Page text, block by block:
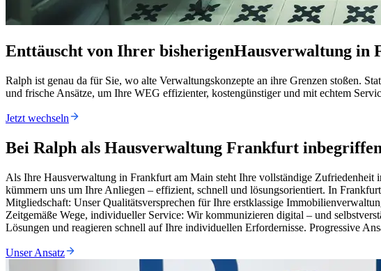
Enttäuscht von Ihrer bisherigenHausverwaltung in
Ralph ist genau da für Sie, wo alte Verwaltungskonzepte an ihre Grenzen stoßen.
und frische Ansätze, um Ihre WEG effizienter, kostengünstiger und mit echtem
Jetzt wechseln
Bei Ralph als Hausverwaltung Frankfurt inbegriffen
Als Ihre Hausverwaltung in Frankfurt am Main steht Ihre vollständige Zufriedenheit
kümmern uns um Ihre Anliegen – effizient, schnell und lösungsorientiert. In
Mitgliedschaft: Unser Qualitätsversprechen für Ihre erstklassige
Zeitgemäße Wege, individueller Service: Wir kommunizieren digital – und
Lösungen und reagieren schnell auf Ihre individuellen Erfordernisse. Progressive
Unser Ansatz